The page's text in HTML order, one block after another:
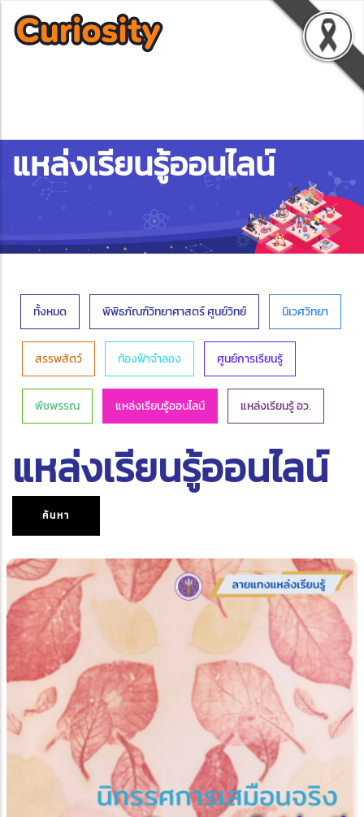
แหล่งเรียนรู้ออนไลน์
ทั้งหมด พิพิธภัณฑ์วิทยาศาสตร์ ศูนย์วิทย์ นิเวศวิทยา
สรรพสัตว์ ท้องฟ้าจำลอง ศูนย์การเรียนรู้
พืชพรรณ แหล่งเรียนรู้ออนไลน์ แหล่งเรียนรู้ อว.
แหล่งเรียนรู้ออนไลน์
ค้นหา